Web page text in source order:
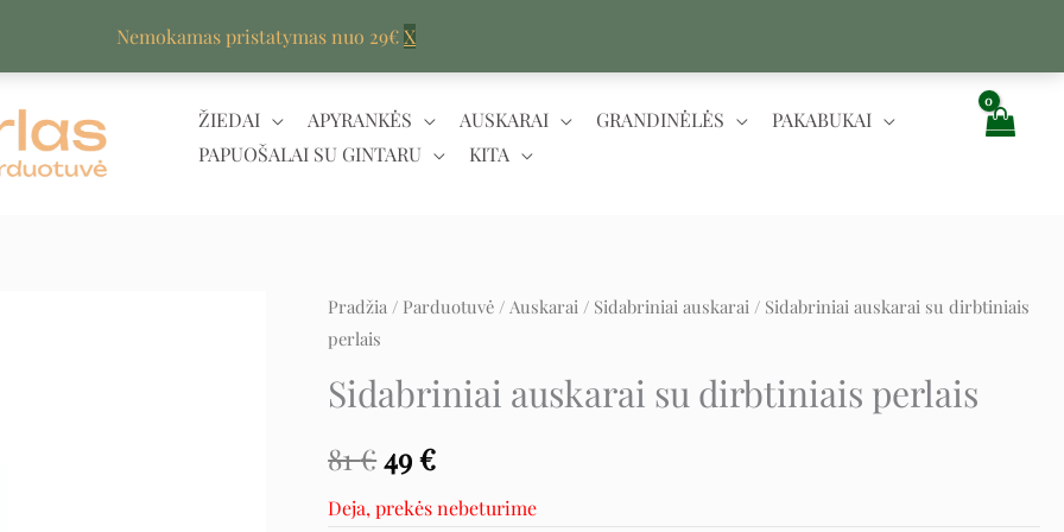
Nemokamas pristatymas nuo 29€X
ŽIEDAI
APYRANKĖS AUSKARAI GRANDINĖLĖS
PAKABUKAI
PAPUOŠALAI SU GINTARU
KITA
Pradžia / Parduotuvė / Auskarai / Sidabriniai auskarai / Sidabriniai auskarai su dirbtiniais
perlais
Sidabriniai auskarai su dirbtiniais perlais
81€
Original
was:
81 €.
49€
Current
is:
49 €.
Deja, prekės nebeturime